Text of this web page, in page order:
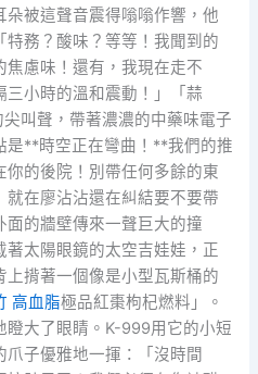
被這聲音震得嗡嗡作響，他
務？酸味？等等！我聞到的
慮味！還有，我現在走不
三小時的溫和震動！」「蒜
叫聲，帶著濃濃的中藥味電子
是**時空正在彎曲！**我們的推
的後院！別帶任何多餘的東
在廖沾沾還在糾結要不要帶
面的牆壁傳來一聲巨大的撞
太陽眼鏡的太空吉娃娃，正
揹著一個像是小型瓦斯桶的
高血脂極品紅棗枸杞燃料」。
大了眼睛。K-999用它的小短
子優雅地一揮：「沒時間